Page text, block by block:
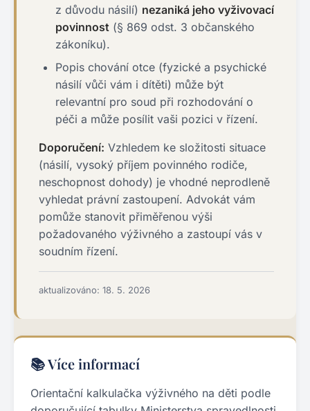
z důvodu násilí) nezaniká jeho vyživovací
povinnost (§ 869 odst. 3 občanského
zákoníku).
Popis chování otce (fyzické a psychické
násilí vůči vám i dítěti) může být
relevantní pro soud při rozhodování o
péči a může posílit vaši pozici v řízení.
Doporučení: Vzhledem ke složitosti situace
(násilí, vysoký příjem povinného rodiče,
neschopnost dohody) je vhodné neprodleně
vyhledat právní zastoupení. Advokát vám
pomůže stanovit přiměřenou výši
požadovaného výživného a zastoupí vás v
soudním řízení.
aktualizováno: 18. 5. 2026
📚 Více informací
Orientační kalkulačka výživného na děti podle